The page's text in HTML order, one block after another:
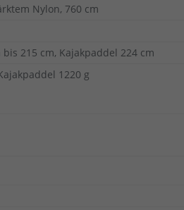
Nylon, 760 cm
bis 215 cm, Kajakpaddel 224 cm
1220 g